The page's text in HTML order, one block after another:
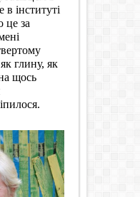
в інституті
це за
глину, як
щось